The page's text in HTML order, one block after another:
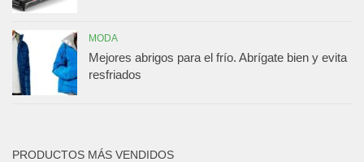
MODA
Mejores abrigos para el frío. Abrígate bien y evita
resfriados
PRODUCTOS MÁS VENDIDOS